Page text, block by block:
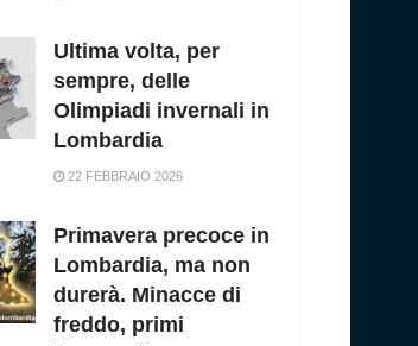
Ultima volta, per
sempre, delle
Olimpiadi invernali in
Lombardia
22 FEBBRAIO 2026
Primavera precoce in
Lombardia, ma non
durerà. Minacce di
freddo, primi